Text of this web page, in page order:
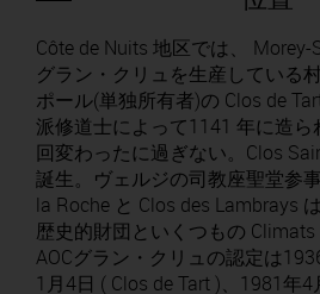
Côte de Nuits 地区では、
グラン・クリュを生産している
ポール(単独所有者)の Clos de
派修道士によって1141 年に造
回変わったに過ぎない。Clos
誕生。ヴェルジの司教座聖堂参
la Roche と Clos des Lambrays
歴史的財団といくつもの Climats
AOCグラン・クリュの認定は
1月4日 ( Clos de Tart )、1981年4